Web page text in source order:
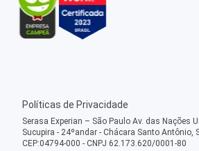
Políticas de Privacidade
Serasa Experian – São Paulo Av. das Nações
Sucupira - 24ºandar - Chácara Santo Antônio,
CEP:04794-000 - CNPJ 62.173.620/0001-80